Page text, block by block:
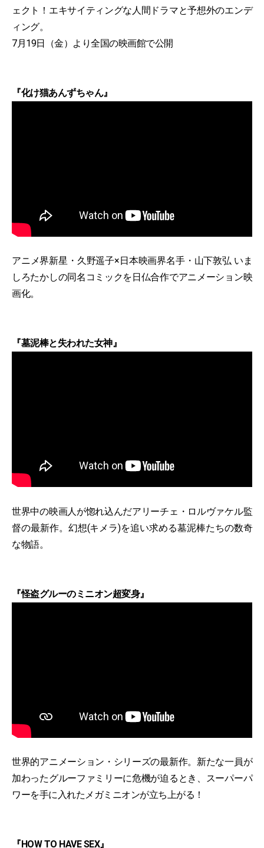
ェクト！エキサイティングな人間ドラマと予想外のエンデ
ィング。
7月19日（金）より全国の映画館で公開
『化け猫あんずちゃん』
アニメ界新星・久野遥子×日本映画界名手・山下敦弘 いま
しろたかしの同名コミックを日仏合作でアニメーション映
画化。
『墓泥棒と失われた女神』
世界中の映画人が惚れ込んだアリーチェ・ロルヴァケル監
督の最新作。幻想(キメラ)を追い求める墓泥棒たちの数奇
な物語。
『怪盗グルーのミニオン超変身』
世界的アニメーション・シリーズの最新作。新たな一員が
加わったグルーファミリーに危機が迫るとき、スーパーパ
ワーを手に入れたメガミニオンが立ち上がる！
『HOW TO HAVE SEX』